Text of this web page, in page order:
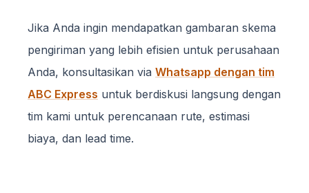
Jika Anda ingin mendapatkan gambaran skema
pengiriman yang lebih efisien untuk perusahaan
Anda, konsultasikan via Whatsapp dengan tim
ABC Express untuk berdiskusi langsung dengan
tim kami untuk perencanaan rute, estimasi
biaya, dan lead time.